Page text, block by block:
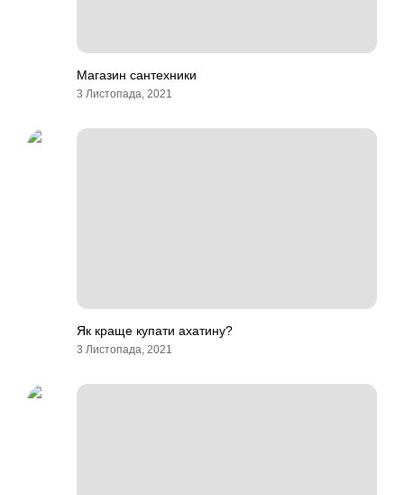
Магазин сантехники
3 Листопада, 2021
Як краще купати ахатину?
3 Листопада, 2021